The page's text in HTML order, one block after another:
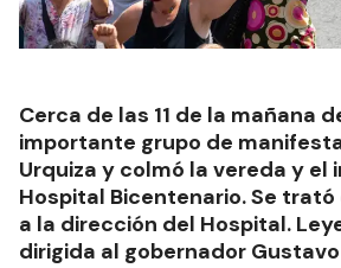
Cerca de las 11 de la mañana
importante grupo de
Urquiza y colmó la vereda y el
Hospital Bicentenario. Se
a la dirección del Hospital.
dirigida al gobernador